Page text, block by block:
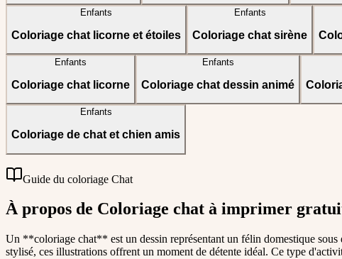
Enfants
Coloriage chat licorne et étoiles
Enfants
Coloriage chat sirène
Enfants
Coloriage chat licorne
Enfants
Coloriage chat dessin animé
Enfants
Coloriage de chat et chien amis
Guide du coloriage Chat
À propos de Coloriage chat à imprimer
Un **coloriage chat** est un dessin représentant un félin domestique
stylisé, ces illustrations offrent un moment de détente idéal. Ce type